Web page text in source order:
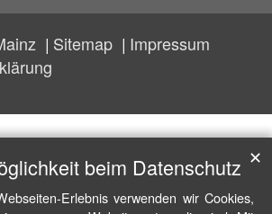
Sitemap
Impressum
beim Datenschutz
Erlebnis verwenden wir Cookies,
✕